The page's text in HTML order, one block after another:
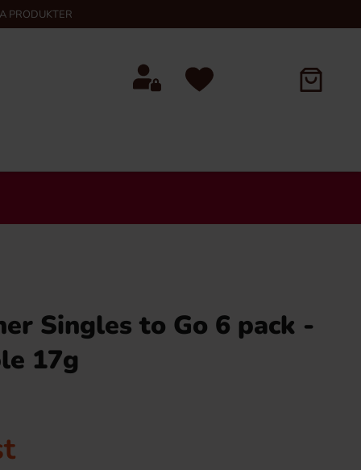
PRODUKTER
Singles to Go 6 pack -
17g